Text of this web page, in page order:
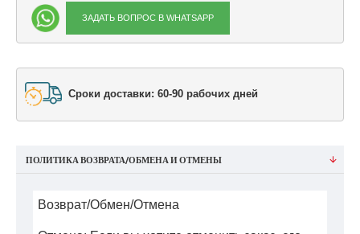
ЗАДАТЬ ВОПРОС В WHATSAPP
Сроки доставки: 60-90 рабочих дней
ПОЛИТИКА ВОЗВРАТА/ОБМЕНА И ОТМЕНЫ
Возврат/Обмен/Отмена